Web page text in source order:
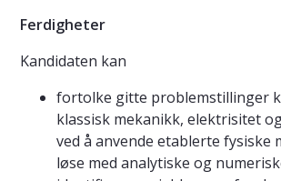
Ferdigheter
Kandidaten kan
fortolke gitte problemstillinger
klassisk mekanikk, elektrisitet
ved å anvende etablerte fysiske
løse med analytiske og